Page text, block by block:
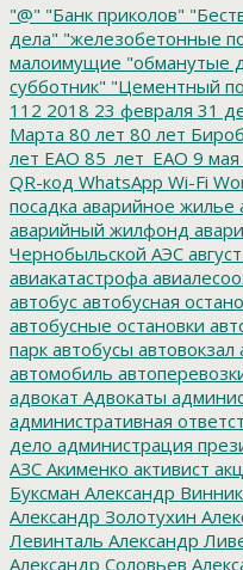
"@" "Банк приколов"
дела" "железобетонные
малоимущие "обманутые
субботник" "Цементный
112 2018 23 февраля 31
Марта 80 лет 80 лет
лет ЕАО 85_лет_ЕАО 9 мая
QR-код WhatsApp Wi-Fi
посадка аварийное жилье
аварийный жилфонд
Чернобыльской АЭС август
авиакатастрофа
автобус автобусная
автобусные остановки
парк автобусы автовокзал
автомобиль
адвокат Адвокаты
административная
дело администрация
АЗС Акименко активист
Буксман Александр
Александр Золотухин
Левинталь Александр
Александр Соловьев